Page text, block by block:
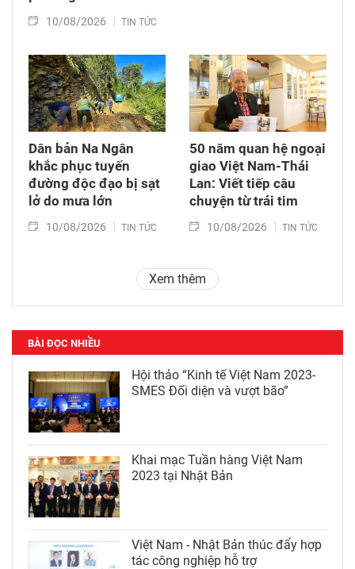
10/08/2026 TIN TỨC
Dân bản Na Ngân
khắc phục tuyến
đường độc đạo bị sạt
lở do mưa lớn
10/08/2026 TIN TỨC
50 năm quan hệ ngoại
giao Việt Nam-Thái
Lan: Viết tiếp câu
chuyện từ trái tim
10/08/2026 TIN TỨC
Xem thêm
BÀI ĐỌC NHIỀU
Hội thảo “Kinh tế Việt Nam 2023-
SMES Đối diện và vượt bão”
Khai mạc Tuần hàng Việt Nam
2023 tại Nhật Bản
Việt Nam - Nhật Bản thúc đẩy hợp
tác công nghiệp hỗ trợ